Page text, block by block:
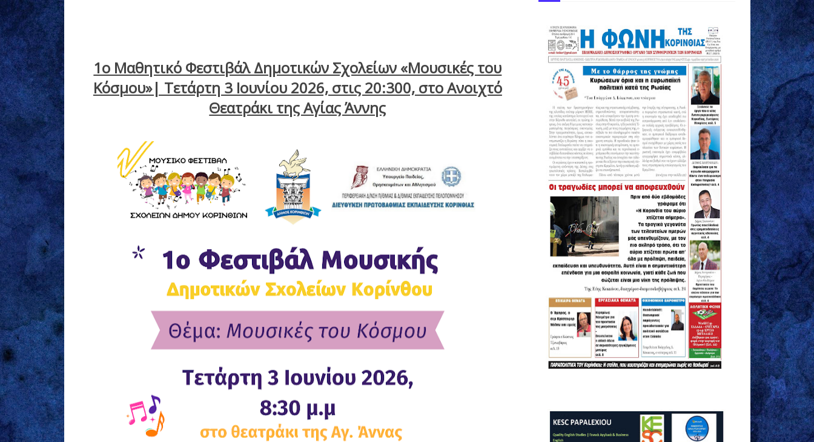
1ο Μαθητικό Φεστιβάλ Δημοτικών Σχολείων «Μουσικές του
Κόσμου»| Τετάρτη 3 Ιουνίου 2026, στις 20:300, στο Ανοιχτό
Θεατράκι της Αγίας Άννης